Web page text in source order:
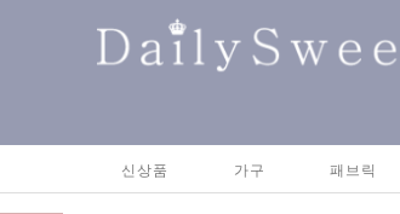
신상품 가구 패브릭